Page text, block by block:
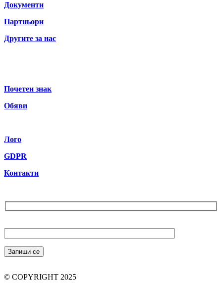
Документи
Партньори
Другите за нас
Почетен знак
Обяви
Лого
GDPR
Контакти
© COPYRIGHT 2025